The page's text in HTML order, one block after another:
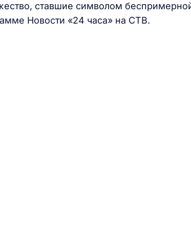
ставшие символом
Новости «24 часа» на СТВ.